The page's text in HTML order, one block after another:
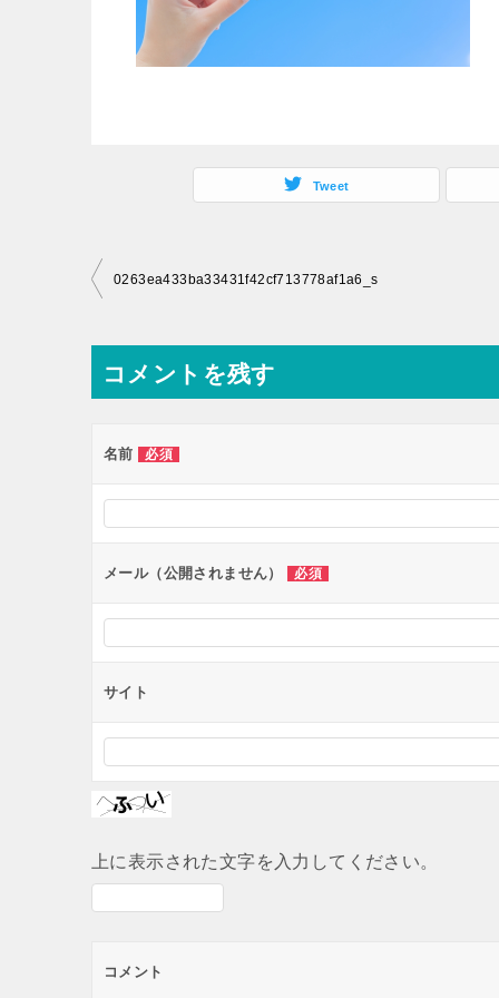
Tweet
投
ナ
ビ
ー
ョ
ン
0263ea433ba33431f42cf713778af1a6_s
コメントを残す
名前 必須
メール（公開されません） 必須
サイト
上に表示された文字を入力してください。
コメント